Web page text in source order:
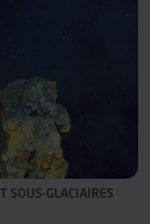
SOUS-GLACIAIRES